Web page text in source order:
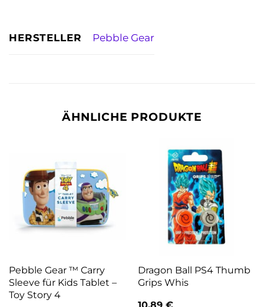
HERSTELLER Pebble Gear
ÄHNLICHE PRODUKTE
Pebble Gear ™ Carry
Sleeve für Kids Tablet –
Toy Story 4
Dragon Ball PS4 Thumb
Grips Whis
10,89 €